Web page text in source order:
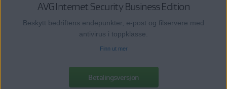
AVG Internet Security Business Edition
Beskytt bedriftens endepunkter, e-post og filservere med
antivirus i toppklasse.
Finn ut mer
Betalingsversjon